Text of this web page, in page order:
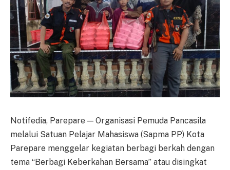
Notifedia, Parepare — Organisasi Pemuda Pancasila
melalui Satuan Pelajar Mahasiswa (Sapma PP) Kota
Parepare menggelar kegiatan berbagi berkah dengan
tema “Berbagi Keberkahan Bersama” atau disingkat